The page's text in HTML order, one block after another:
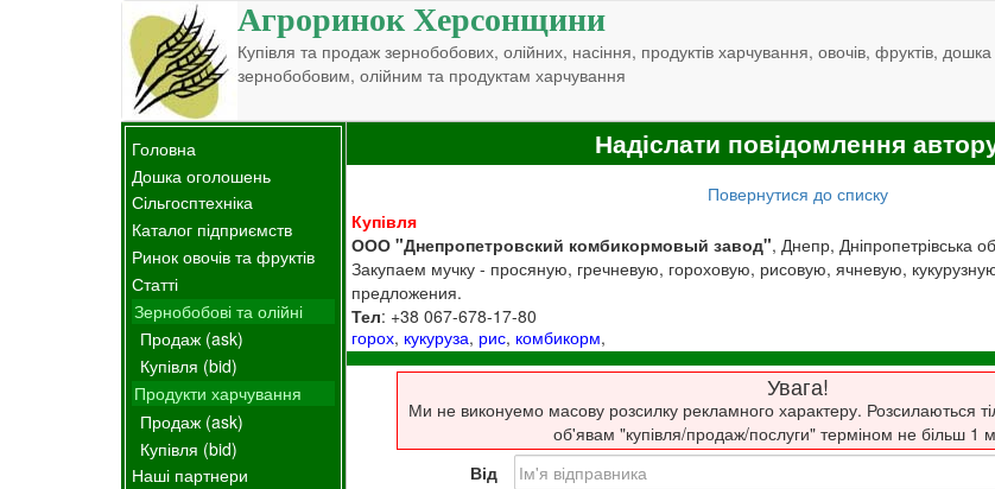
Агроринок Херсонщини
Купівля та продаж зернобобових, олійних, насіння, продуктів харчування, овочів, фруктів,
зернобобовим, олійним та продуктам харчування
Головна
Дошка оголошень
Сільгосптехніка
Каталог підприємств
Ринок овочів та фруктів
Статті
Зернобобові та олійні
Продаж (ask)
Купівля (bid)
Продукти харчування
Продаж (ask)
Купівля (bid)
Наші партнери
Надіслати повідомлення
Повернутися до списку
Купівля
ООО "Днепропетровский комбикормовый завод", Днепр, Дніпропетрівська
Закупаем мучку - просяную, гречневую, гороховую, рисовую, ячневую,
предложения.
Тел: +38 067-678-17-80
горох, кукуруза, рис, комбикорм,
Увага!
Ми не виконуемо масову розсилку рекламного характеру. Розсилаються
об'явам "купівля/продаж/послуги" терміном не більш 1
Від